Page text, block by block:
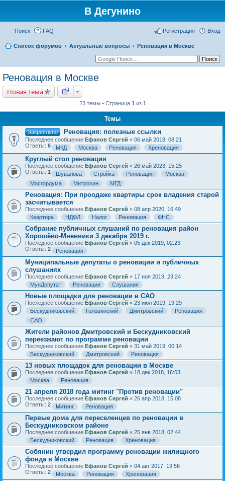
В Дегунино
Поиск FAQ Вход
Регистрация
Список форумов Актуальные вопросы Реновация в Москве
Реновация в Москве
Новая тема
23 темы • Страница 1 из 1
Темы
Закреплено Реновация: полезные ссылки
Последнее сообщение Ефанов Сергей « 06 май 2018, 08:21
Ответы: 6 МКД Москва Реновация Хреновация
Круглый стол реновация
Последнее сообщение Ефанов Сергей « 26 май 2023, 15:25
Ответы: 1 Шувалова Стройка Реновация
Москва
Мосгордума
Митрохин МГД
Реновация: При проодаже квартиры срок владения старой
засчитывается
Последнее сообщение Ефанов Сергей « 08 апр 2020, 16:49
Квартира
НДФЛ Налог Реновация ФНС
Собрание публичных слушаний по реновация район
Хорошёво-Мневники 3 декабря 2019 г.
Последнее сообщение Ефанов Сергей « 05 дек 2019, 02:23
Ответы: 2 Реновация
Муниципальные депутаты о реновации и публичных
слушаниях
Последнее сообщение Ефанов Сергей « 17 ноя 2019, 23:24
МунДепутат
Реновация Слушания
Новые площадки для реновации в САО
Последнее сообщение Ефанов Сергей « 23 июл 2019, 19:29
Бескудниковский
Головинский Дмитровский
Реновация
САО
Жители районов Дмитровский и Бескудниковский
переезжают по программе реновации
Последнее сообщение Ефанов Сергей « 31 май 2019, 00:14
Бескудниковский
Дмитровский Реновация
13 новых площадок для реновации в Москве
Последнее сообщение Ефанов Сергей « 18 дек 2018, 16:53
Москва
Реновация
21 апреля 2018 года митинг "Против реновации"
Последнее сообщение Ефанов Сергей « 26 апр 2018, 15:08
Ответы: 2 Митинг Реновация
Первые дома для переселенцев по реновации в
Бескудниковском районе
Последнее сообщение Ефанов Сергей « 25 янв 2018, 02:44
Бескудниковский
Реновация Хреновация
Собянин утвердил программу реновации жилищного
фонда в Москве
Последнее сообщение Ефанов Сергей « 04 авг 2017, 19:56
Ответы: 2 Москва Реновация Хреновация